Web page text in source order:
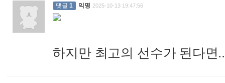
댓글 1 익명 2025-10-13 19:47:56
하지만 최고의 선수가 된다면